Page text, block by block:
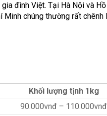
đình Việt. Tại Hà Nội và
chúng thường rất chênh
Khối lượng tịnh 1kg
90.000vnđ – 110.000vnđ